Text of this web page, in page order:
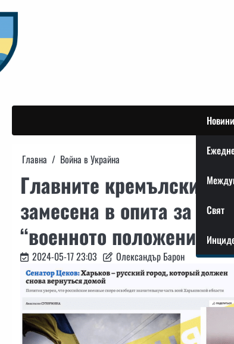
to
content
Новини
Свят
Главна Война в Украйна
Главните кремълски
замесена в опита за
“военното положение в
2024-05-17 23:03 Олександър Барон